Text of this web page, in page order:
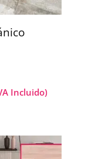
Incluido)